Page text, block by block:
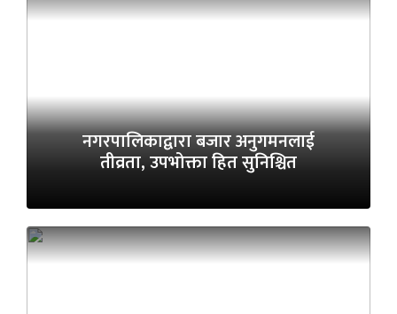
नगरपालिकाद्वारा बजार अनुगमनलाई
तीव्रता, उपभोक्ता हित सुनिश्चित